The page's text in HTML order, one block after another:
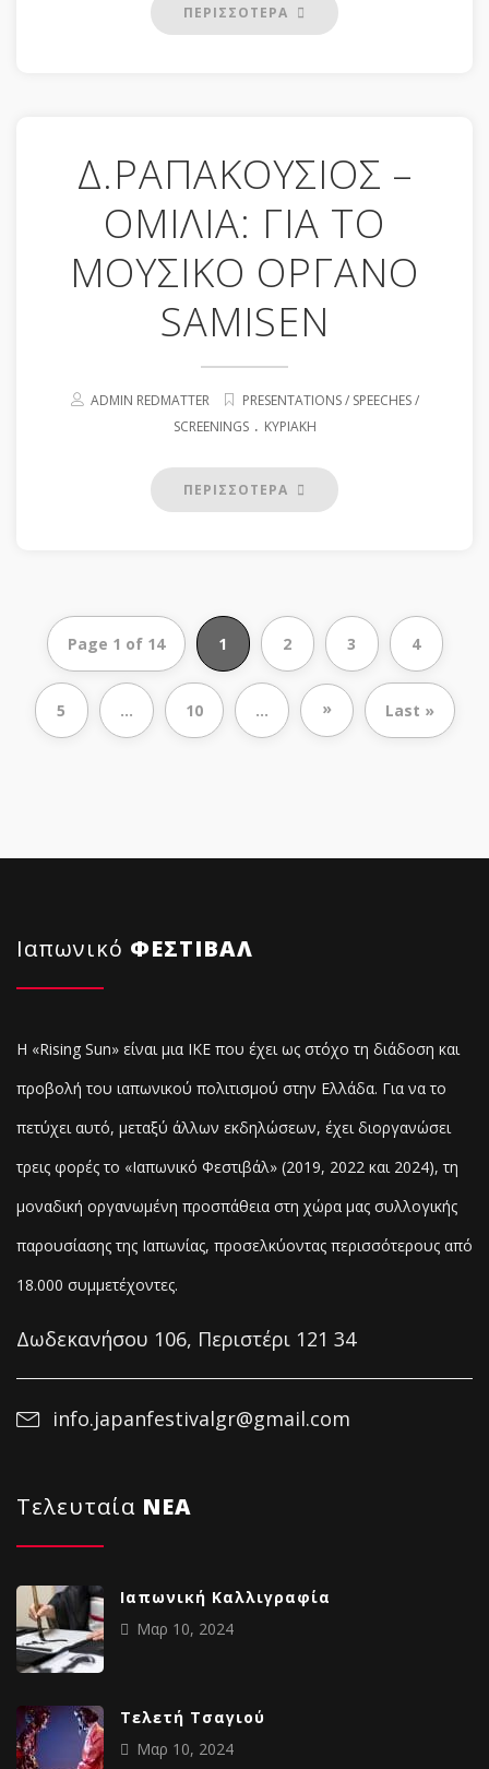
ΠΕΡΙΣΣΟΤΕΡΑ
Δ.ΡΑΠΑΚΟΥΣΙΟΣ –
ΟΜΙΛΙΑ: ΓΙΑ ΤΟ
ΜΟΥΣΙΚΟ ΟΡΓΑΝΟ
SAMISEN
ADMIN REDMATTER
PRESENTATIONS / SPEECHES /
SCREENINGS . ΚΥΡΙΑΚΉ
ΠΕΡΙΣΣΟΤΕΡΑ
Page 1 of 14 1 2 3 4
5 ... 10 ... » Last »
Ιαπωνικό ΦΕΣΤΙΒΑΛ
Η «Rising Sun» είναι μια ΙΚΕ που έχει ως στόχο τη διάδοση και
προβολή του ιαπωνικού πολιτισμού στην Ελλάδα. Για να το
πετύχει αυτό, μεταξύ άλλων εκδηλώσεων, έχει διοργανώσει
τρεις φορές το «Ιαπωνικό Φεστιβάλ» (2019, 2022 και 2024), τη
μοναδική οργανωμένη προσπάθεια στη χώρα μας συλλογικής
παρουσίασης της Ιαπωνίας, προσελκύοντας περισσότερους από
18.000 συμμετέχοντες.
Δωδεκανήσου 106, Περιστέρι 121 34
info.japanfestivalgr@gmail.com
Τελευταία NΕΑ
Ιαπωνική Καλλιγραφία
Μαρ 10, 2024
Tελετή Τσαγιού
Μαρ 10, 2024